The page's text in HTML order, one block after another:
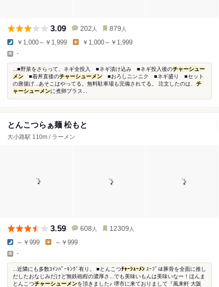
3.09 202 人 879 人
￥1,000～￥1,999 ￥1,000～￥1,999
-
...■野菜をさらって、ネギ全投入 ■ネギ漬け込み ■ネギ投入後のチャーシュー
メン ■着丼直後のチャーシューメン ■おろしニンニク ■ネギ盛り ■セット
の唐揚げ...あそこはやってる。無料駐車場も完備されてる。 注文したのは、 チ
ャーシューメンに煮卵プラス...
とんこつらぁ麺 松もと
大小路駅 110m / ラーメン
3.59 608 人 12309 人
～￥999 ～￥999
-
...近隣にも多数ｺｲﾝﾊﾟｰｷﾝｸﾞ有り。 ■とんこつﾁｬｰｼｭｰﾒﾝ ｽｰﾌﾟは豚骨を全面に推し
だしたおなじみだけど無鉄砲程の濃厚さ...でも美味いもんは美味いなー！ほんま
とんこつチャーシューメンを頂きました♪ 堺市に来ておりまして『風来軒 大阪